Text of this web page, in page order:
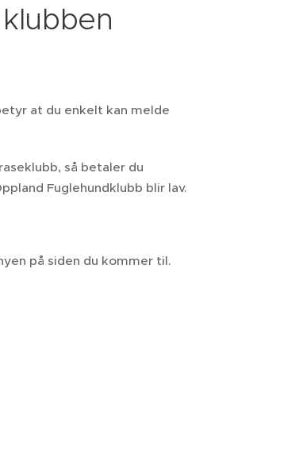
at du enkelt kan melde
så betaler du
Fuglehundklubb blir lav.
på siden du kommer til.